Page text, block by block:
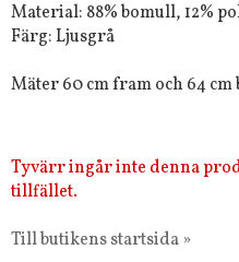
Material: 88% bomull, 12%
Färg: Ljusgrå
Mäter 60 cm fram och 64 cm
Tyvärr ingår inte denna
tillfället.
Till butikens startsida »